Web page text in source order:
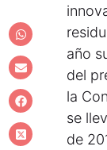
año
del
la
se
de